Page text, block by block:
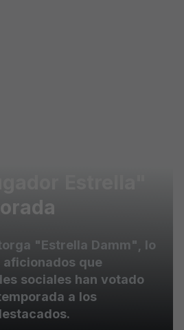
"Estrella Damm", lo
que
sociales han votado
a los